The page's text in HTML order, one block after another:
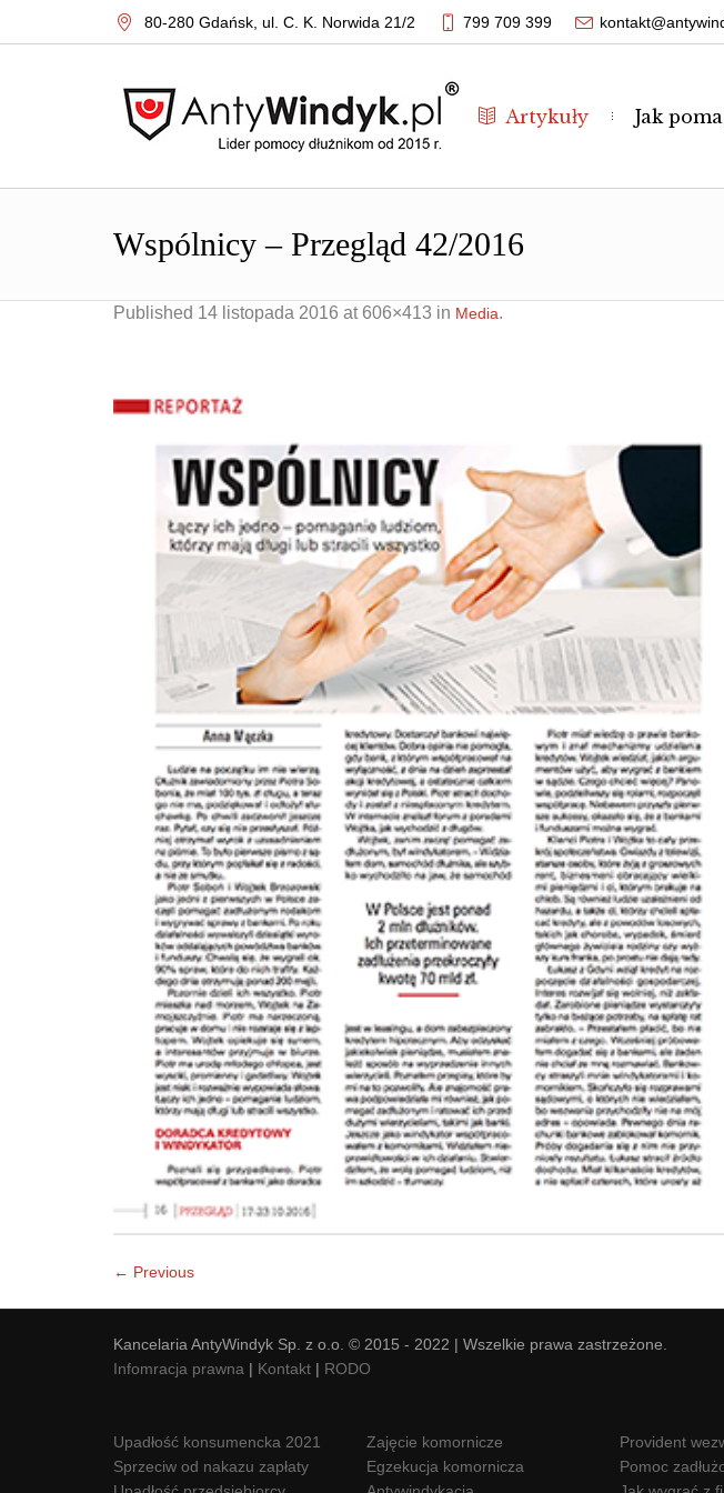
80-280 Gdańsk, ul. C. K. Norwida 21/2 799 709 399
Artykuły Jak
Wspólnicy – Przegląd 42/2016
Published 14 listopada 2016 at 606×413 in Media.
← Previous
Kancelaria AntyWindyk Sp. z o.o. © 2015 - 2022 | Wszelkie prawa zastrzeżone.
Infomracja prawna | Kontakt | RODO
Upadłość konsumencka 2021
Sprzeciw od nakazu zapłaty
Zajęcie komornicze
Egzekucja komornicza
Provident
Pomoc